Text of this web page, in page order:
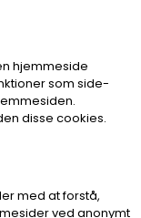
hjemmeside
som side-
disse cookies.
med at forstå,
ved anonymt